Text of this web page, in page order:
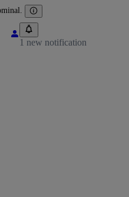
1 new notification